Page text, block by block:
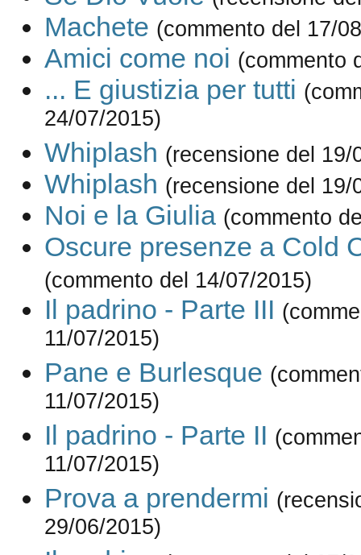
Machete (commento del 17/
Amici come noi (commento
... E giustizia per tutti
24/07/2015)
Whiplash (recensione del 19/
Whiplash (recensione del 19/
Noi e la Giulia (commento
Oscure presenze a Cold
(commento del 14/07/2015)
Il padrino - Parte III
11/07/2015)
Pane e Burlesque
11/07/2015)
Il padrino - Parte II
11/07/2015)
Prova a prendermi
29/06/2015)